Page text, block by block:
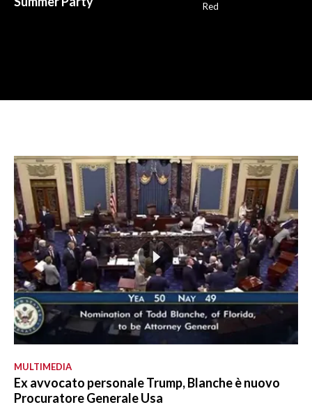
Red
MULTIMEDIA
Ex avvocato personale Trump, Blanche è nuovo
Procuratore Generale Usa